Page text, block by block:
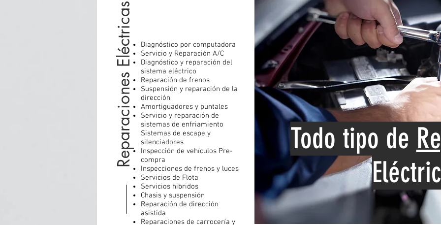
Reparaciones Eléctricas
Diagnóstico por computadora
Servicio y Reparación A/C
Diagnóstico y reparación del
sistema eléctrico
Reparación de frenos
Suspensión y reparación de la
dirección
Amortiguadores y puntales
Servicio y reparación de
sistemas de enfriamiento
Sistemas de escape y
silenciadores
Inspección de vehículos Pre-
compra
Inspecciones de frenos y luces
Servicios de Flota
Servicios hibridos
Chasis y suspensión
Reparación de dirección
asistida
Reparaciones de carrocería y
Todo tipo de